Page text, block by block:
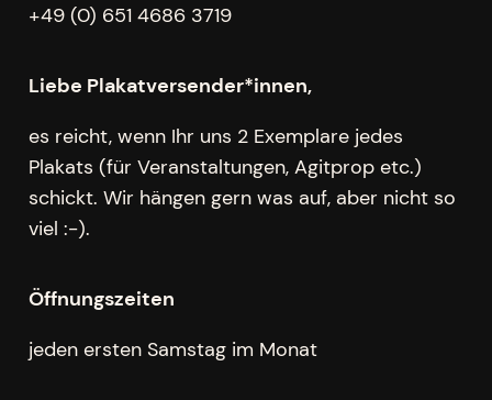
+49 (0) 651 4686 3719
Liebe Plakatversender*innen,
es reicht, wenn Ihr uns 2 Exemplare jedes
Plakats (für Veranstaltungen, Agitprop etc.)
schickt. Wir hängen gern was auf, aber nicht so
viel :-).
Öffnungszeiten
jeden ersten Samstag im Monat